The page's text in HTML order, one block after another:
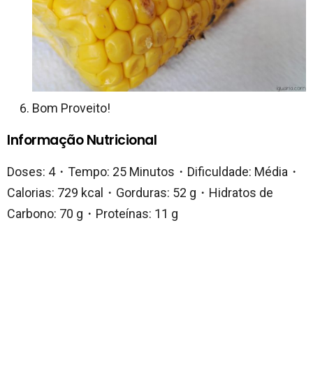
Bom Proveito!
Informação Nutricional
Doses: 4・Tempo: 25 Minutos・Dificuldade: Média・
Calorias: 729 kcal・Gorduras: 52 g・Hidratos de
Carbono: 70 g・Proteínas: 11 g